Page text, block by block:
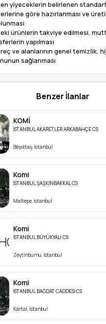
yiyeceklerin belirlenen
göre hazırlanması ve
ürünlerin takviye edilmesi,
yapılması
ve alanlarının genel temizlik,
sağlanması
Benzer İlanlar
KOMİ
İSTANBUL AKARETLER ARKABAHÇE CS
Beşiktaş, İstanbul
Komi
İSTANBUL ŞAŞKINBAKKAL CS
Maltepe, İstanbul
Komi
İSTANBUL BÜYÜKYALI CS
Zeytinburnu, İstanbul
Komi
İSTANBUL BAĞDAT CADDESİ CS
Kartal, İstanbul